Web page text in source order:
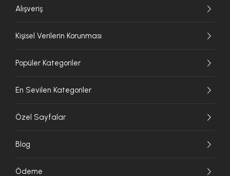
Alışveriş
Kişisel Verilerin Korunması
Popüler Kategoriler
En Sevilen Kategoriler
Özel Sayfalar
Blog
Ödeme